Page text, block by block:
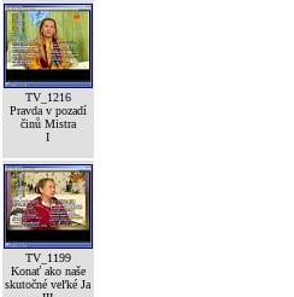
TV_1216
Pravda v pozadí
činů Mistra
I
TV_1199
Konať ako naše
skutočné veľké Ja